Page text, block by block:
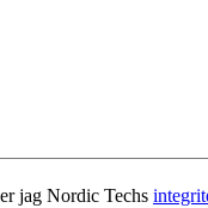
jag Nordic Techs